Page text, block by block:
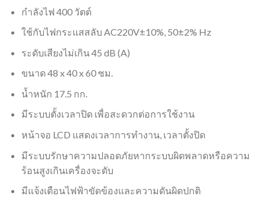
กำลังไฟ 400 วัตต์
ใช้กับไฟกระแสสลับ AC220V±10%, 50±2% Hz
ระดับเสียงไม่เกิน 45 dB (A)
ขนาด 48 x 40 x 60 ซม.
น้ำหนัก 17.5 กก.
มีระบบตั้งเวลาปิด เพื่อสะดวกต่อการใช้งาน
หน้าจอ LCD แสดงเวลาการทำงาน, เวลาตั้งปิด
มีระบบรักษาความปลอดภัยหากระบบผิดพลาดหรือความ
ร้อนสูงเกินเครื่องจะดับ
มีแจ้งเตือนไฟฟ้าขัดข้องและความดันผิดปกติ